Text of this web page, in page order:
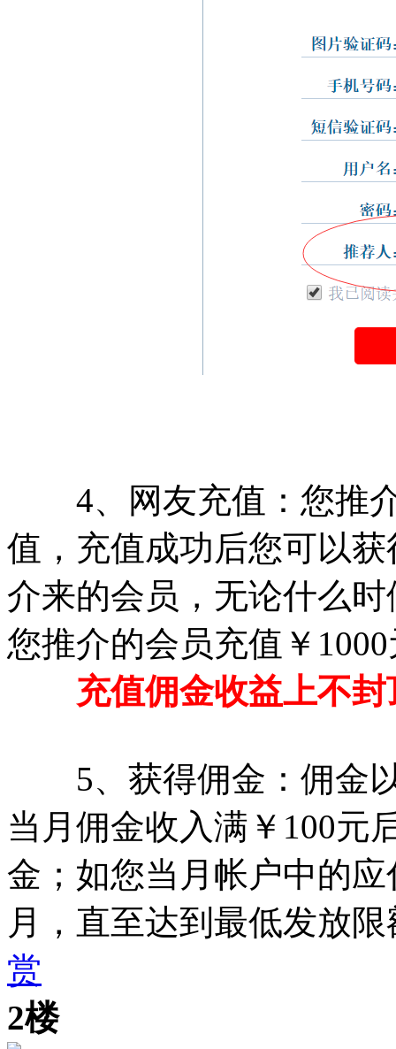
4、网友充值：您推介
值，充值成功后您可以
介来的会员，无论什么
您推介的会员充值￥
充值佣金收益上不
5、获得佣金：佣金以
当月佣金收入满￥100元
金；如您当月帐户中的
月，直至达到最低发放
赏
2楼